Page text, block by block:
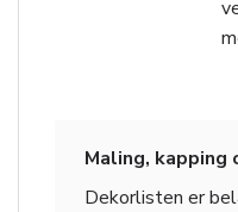
Maling, kapping
Dekorlisten er